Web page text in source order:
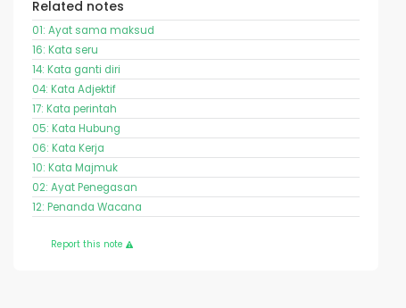
Related notes
01: Ayat sama maksud
16: Kata seru
14: Kata ganti diri
04: Kata Adjektif
17: Kata perintah
05: Kata Hubung
06: Kata Kerja
10: Kata Majmuk
02: Ayat Penegasan
12: Penanda Wacana
Report this note